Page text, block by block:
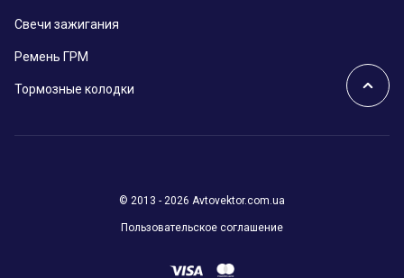
Свечи зажигания
Ремень ГРМ
Тормозные колодки
© 2013 - 2026 Avtovektor.com.ua
Пользовательское соглашение